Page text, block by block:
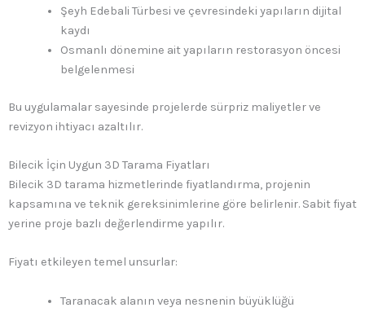
Şeyh Edebali Türbesi ve çevresindeki yapıların dijital
kaydı
Osmanlı dönemine ait yapıların restorasyon öncesi
belgelenmesi
Bu uygulamalar sayesinde projelerde sürpriz maliyetler ve
revizyon ihtiyacı azaltılır.
Bilecik İçin Uygun 3D Tarama Fiyatları
Bilecik 3D tarama hizmetlerinde fiyatlandırma, projenin
kapsamına ve teknik gereksinimlerine göre belirlenir. Sabit fiyat
yerine proje bazlı değerlendirme yapılır.
Fiyatı etkileyen temel unsurlar:
Taranacak alanın veya nesnenin büyüklüğü